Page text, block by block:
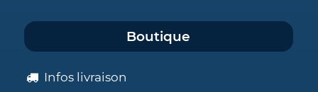
Boutique
Infos livraison